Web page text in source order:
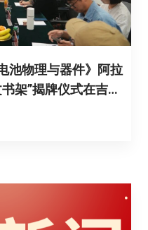
池物理与器件》阿拉
架”揭牌仪式在吉达